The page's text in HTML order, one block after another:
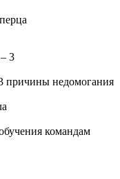
причины недомогания
командам